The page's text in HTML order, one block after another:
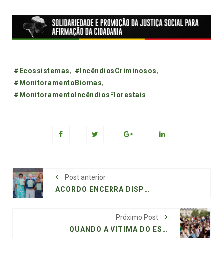
Tags:
#Ecossistemas, #IncêndiosCriminosos,
#MonitoramentoBiomas,
#MonitoramentoIncêndiosFlorestais
Post anterior
ACORDO ENCERRA DISPUTA DE 40 ANOS ENTRE COMUNIDADES QUILOMBOLAS E CENTRO DE LANÇAMENTO DE ALCÂNTARA
Próximo Post
QUANDO A VÍTIMA DO ESTUPRO COLETIVO REAGE